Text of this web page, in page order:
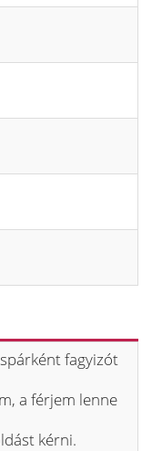
fagyizót
a férjem lenne
kérni.